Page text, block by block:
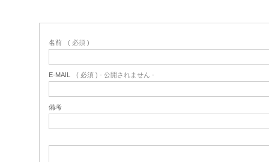
名前 ( 必須 )
E-MAIL ( 必須 ) - 公開されません -
備考